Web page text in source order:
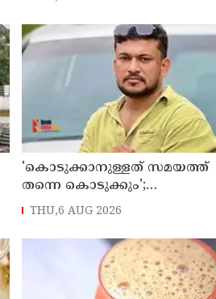
കണ്ണൂരിൽ
'കൊടുക്കാനുള്ളത് സമയത്ത്
തന്നെ കൊടുക്കും';
പൊലീസിനെതിരെ ഭീഷണി;
കേസെടുത്തു
THU,6 AUG 2026